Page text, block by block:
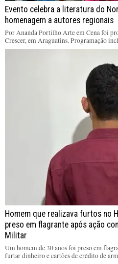
Evento celebra a literatura do
homenagem a autores regionais
Por Ananda Portilho Arte em Cena foi
Crescer, em Araguatins. Programação
Homem que realizava furtos no
preso em flagrante após ação
Militar
Um homem de 30 anos foi preso em
furtar dinheiro e cartões de crédito de